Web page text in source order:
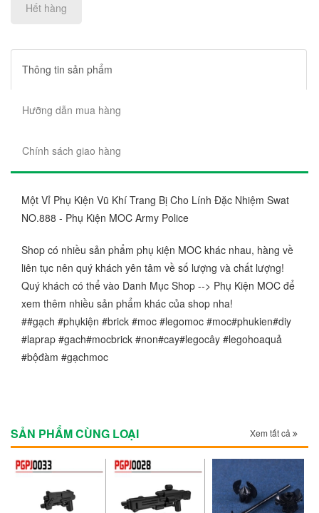
Hết hàng
Thông tin sản phẩm
Hưỡng dẫn mua hàng
Chính sách giao hàng
Một Vỉ Phụ Kiện Vũ Khí Trang Bị Cho Lính Đặc Nhiệm Swat
NO.888 - Phụ Kiện MOC Army Police
Shop có nhiều sản phẩm phụ kiện MOC khác nhau, hàng về
liên tục nên quý khách yên tâm về số lượng và chất lượng!
Quý khách có thể vào Danh Mục Shop --> Phụ Kiện MOC để
xem thêm nhiều sản phẩm khác của shop nha!
##gạch #phụkiện #brick #moc #legomoc #moc#phukien#diy
#laprap #gach#mocbrick #non#cay#legocây #legohoaquả
#bộđàm #gạchmoc
SẢN PHẨM CÙNG LOẠI Xem tất cả